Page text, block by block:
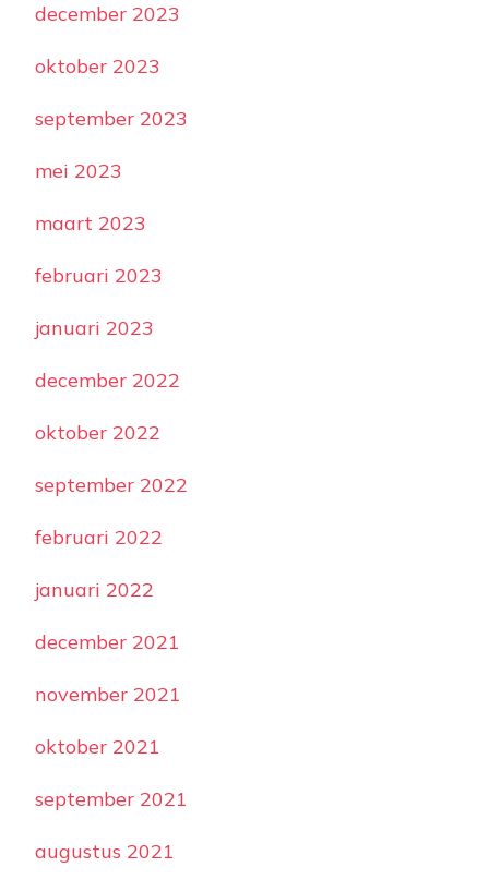
december 2023
oktober 2023
september 2023
mei 2023
maart 2023
februari 2023
januari 2023
december 2022
oktober 2022
september 2022
februari 2022
januari 2022
december 2021
november 2021
oktober 2021
september 2021
augustus 2021